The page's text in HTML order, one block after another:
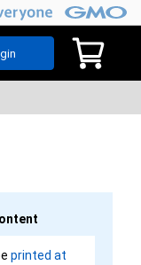
printed at